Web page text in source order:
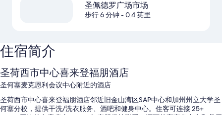
圣佩德罗广场市场
步行 6 分钟- 0.4 英里
住宿简介
圣荷西市中心喜来登福朋酒店
圣何塞麦克恩利会议中心附近的酒店
圣荷西市中心喜来登福朋酒店邻近旧金山湾区SAP中心和加州州立大学圣
何塞分校，提供干洗/洗衣服务、酒吧和健身中心。住客可连接 25+